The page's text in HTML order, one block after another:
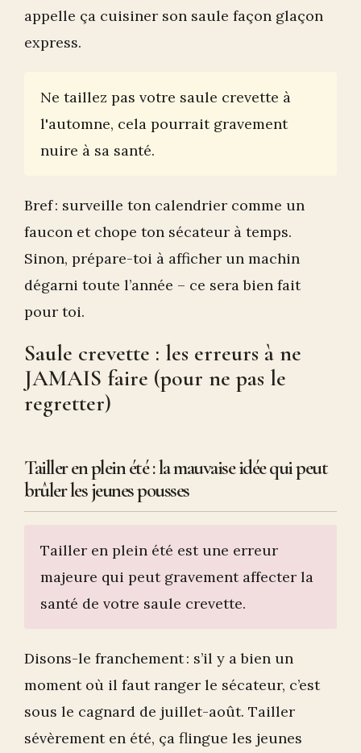
appelle ça cuisiner son saule façon glaçon
express.
Ne taillez pas votre saule crevette à
l'automne, cela pourrait gravement
nuire à sa santé.
Bref : surveille ton calendrier comme un
faucon et chope ton sécateur à temps.
Sinon, prépare-toi à afficher un machin
dégarni toute l’année – ce sera bien fait
pour toi.
Saule crevette : les erreurs à ne
JAMAIS faire (pour ne pas le
regretter)
Tailler en plein été : la mauvaise idée qui peut
brûler les jeunes pousses
Tailler en plein été est une erreur
majeure qui peut gravement affecter la
santé de votre saule crevette.
Disons-le franchement : s’il y a bien un
moment où il faut ranger le sécateur, c’est
sous le cagnard de juillet-août. Tailler
sévèrement en été, ça flingue les jeunes